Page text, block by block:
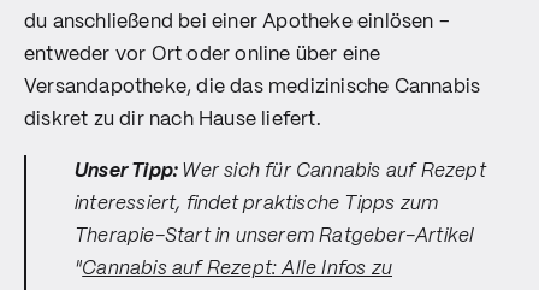
du anschließend bei einer Apotheke einlösen –
entweder vor Ort oder online über eine
Versandapotheke, die das medizinische Cannabis
diskret zu dir nach Hause liefert.
Unser Tipp: Wer sich für Cannabis auf Rezept
interessiert, findet praktische Tipps zum
Therapie-Start in unserem Ratgeber-Artikel
"Cannabis auf Rezept: Alle Infos zu